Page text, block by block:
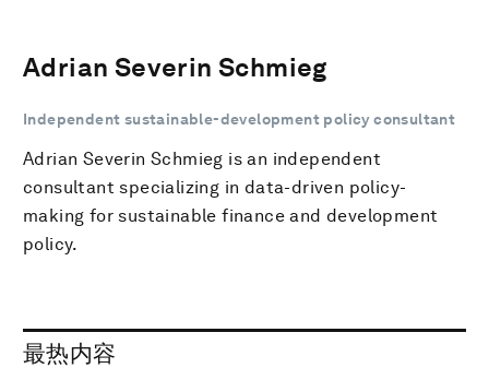
Adrian Severin Schmieg
Independent sustainable-development policy consultant
Adrian Severin Schmieg is an independent
consultant specializing in data-driven policy-
making for sustainable finance and development
policy.
最热内容